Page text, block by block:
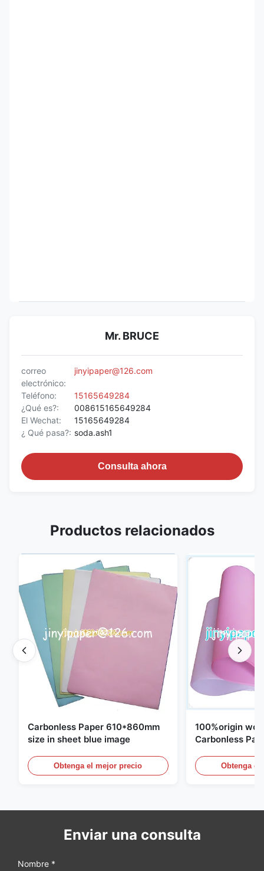
Mr. BRUCE
correo
electrónico:
jinyipaper@126.com
Teléfono:
15165649284
¿Qué es?:
008615165649284
El Wechat:
15165649284
¿ Qué pasa?: soda.ash1
Consulta ahora
Productos relacionados
Carbonless Paper 610*860mm
size in sheet blue image
Obtenga el mejor precio
100%origin
Carbonless
Obtenga el
Enviar una consulta
Nombre *